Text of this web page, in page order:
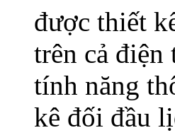
được thiết
trên cả
tính năng
kê đối đầu